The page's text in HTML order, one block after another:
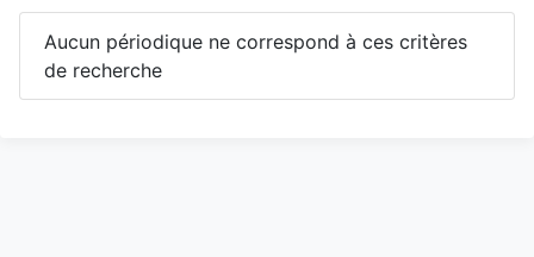
Aucun périodique ne correspond à ces critères
de recherche